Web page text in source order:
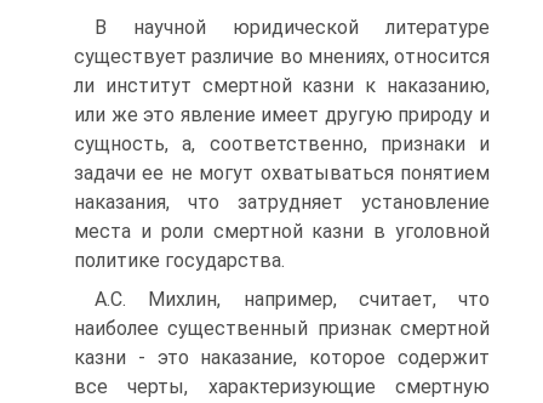
В научной юридической литературе
существует различие во мнениях, относится
ли институт смертной казни к наказанию,
или же это явление имеет другую природу и
сущность, а, соответственно, признаки и
задачи ее не могут охватываться понятием
наказания, что затрудняет установление
места и роли смертной казни в уголовной
политике государства.
А.С. Михлин, например, считает, что
наиболее существенный признак смертной
казни - это наказание, которое содержит
все черты, характеризующие смертную